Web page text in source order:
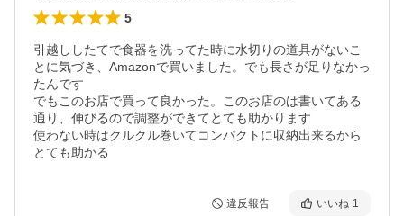
5
引越ししたてで食器を洗ってた時に水切りの道具がないこ
とに気づき、Amazonで買いました。でも長さが足りなかっ
たんです
でもこのお店で買って良かった。このお店のは書いてある
通り、伸びるので調整ができてとても助かります
使わない時はクルクル巻いてコンパクトに収納出来るから
とても助かる
違反報告 いいね 1